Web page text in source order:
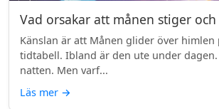
Vad orsakar att månen stiger
Känslan är att Månen glider över himlen
tidtabell. Ibland är den ute under
natten. Men varf...
Läs mer →